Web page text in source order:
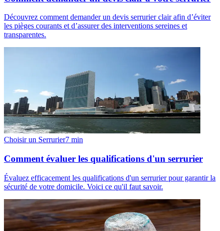
Découvrez comment demander un devis serrurier clair afin d’éviter
les pièges courants et d’assurer des interventions sereines et
transparentes.
Choisir un Serrurier7 min
Comment évaluer les qualifications d'un serrurier
Évaluez efficacement les qualifications d'un serrurier pour garantir la
sécurité de votre domicile. Voici ce qu'il faut savoir.